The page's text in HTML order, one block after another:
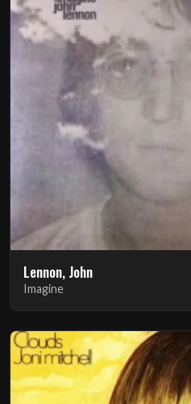
Lennon, John
Imagine